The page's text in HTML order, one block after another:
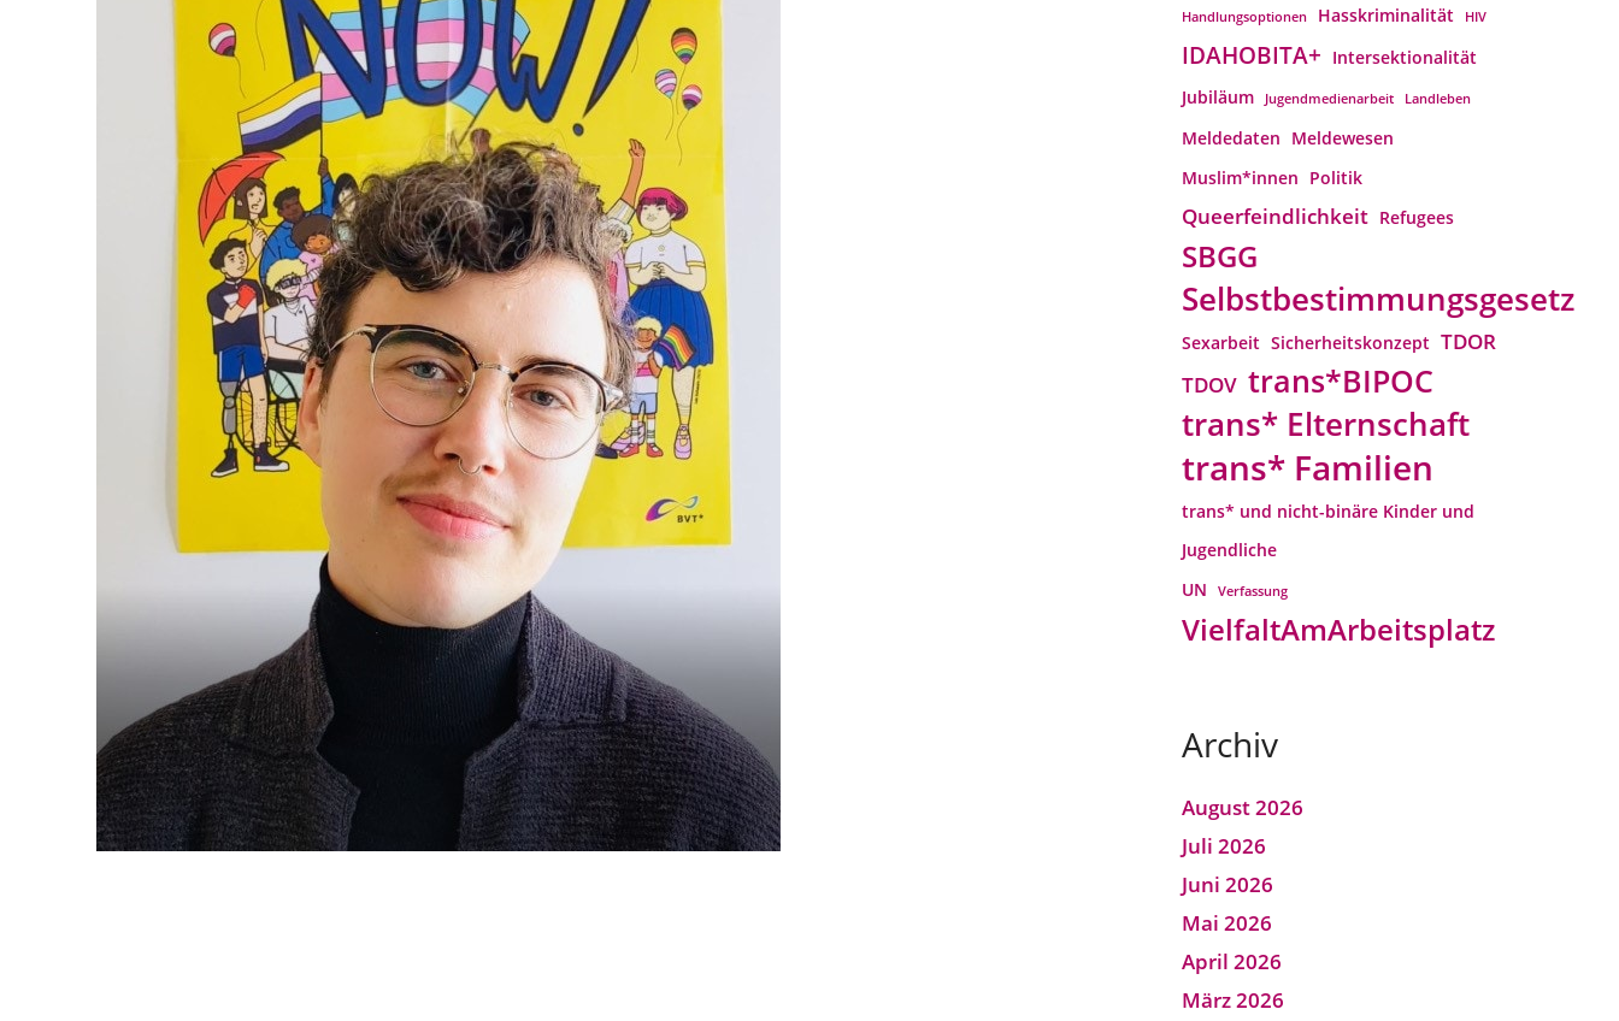
Handlungsoptionen Hasskriminalität HIV
IDAHOBITA+ Intersektionalität
Jubiläum
Jugendmedienarbeit Landleben
Meldedaten Meldewesen
Muslim*innen Politik
Queerfeindlichkeit Refugees
SBGG
Selbstbestimmungsgesetz
Sexarbeit Sicherheitskonzept TDOR
TDOV trans*BIPOC
trans* Elternschaft
trans* Familien
trans* und nicht-binäre Kinder und
Jugendliche
UN
Verfassung
VielfaltAmArbeitsplatz
Archiv
August 2026
Juli 2026
Juni 2026
Mai 2026
April 2026
März 2026